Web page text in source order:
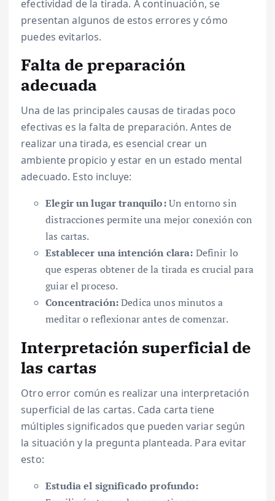
efectividad de la tirada. A continuación, se
presentan algunos de estos errores y cómo
puedes evitarlos.
Falta de preparación
adecuada
Una de las principales causas de tiradas poco
efectivas es la falta de preparación. Antes de
realizar una tirada, es esencial crear un
ambiente propicio y estar en un estado mental
adecuado. Esto incluye:
Elegir un lugar tranquilo:Un entorno sin
distracciones permite una mejor conexión con
las cartas.
Establecer una intención clara: Definir lo
que esperas obtener de la tirada es crucial para
guiar el proceso.
Concentración:Dedica unos minutos a
meditar o reflexionar antes de comenzar.
Interpretación superficial de
las cartas
Otro error común es realizar una interpretación
superficial de las cartas. Cada carta tiene
múltiples significados que pueden variar según
la situación y la pregunta planteada. Para evitar
esto:
Estudia el significado profundo: